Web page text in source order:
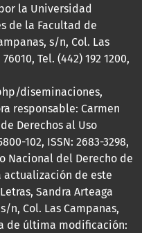
la Universidad
de la Facultad de
s/n, Col. Las
Tel. (442) 192 1200,
diseminaciones,
responsable: Carmen
Derechos al Uso
102, ISSN: 2683-3298,
Nacional del Derecho de
actualización de este
Sandra Arteaga
n, Col. Las Campanas,
de última modificación: